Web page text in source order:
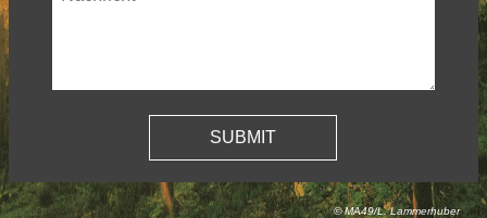
© MA49/L. Lammerhuber